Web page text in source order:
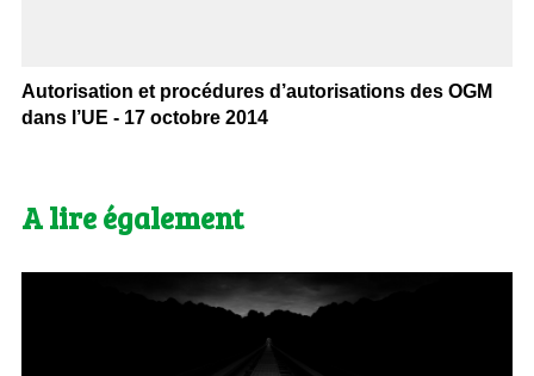
Autorisation et procédures d’autorisations des OGM
dans l’UE - 17 octobre 2014
A lire également